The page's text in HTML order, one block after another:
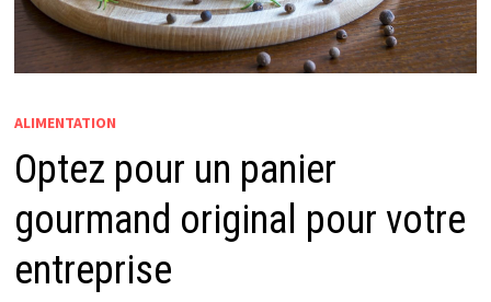
ALIMENTATION
Optez pour un panier
gourmand original pour votre
entreprise